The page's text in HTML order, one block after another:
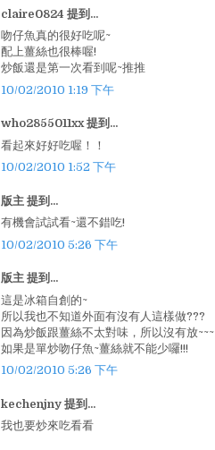
claire0824 提到...
吻仔魚真的很好吃呢~
配上薑絲也很棒喔!
炒飯還是第一次看到呢~推推
10/02/2010 1:19 下午
who2855011xx 提到...
看起來好好吃喔！！
10/02/2010 1:52 下午
版主 提到...
有機會試試看~還不錯吃!
10/02/2010 5:26 下午
版主 提到...
這是冰箱自創的~
所以我也不知道外面有沒有人這樣做???
因為炒飯跟薑絲不太對味，所以沒有放~~~
如果是單炒吻仔魚~薑絲就不能少囉!!!
10/02/2010 5:26 下午
kechenjny 提到...
我也要炒來吃看看